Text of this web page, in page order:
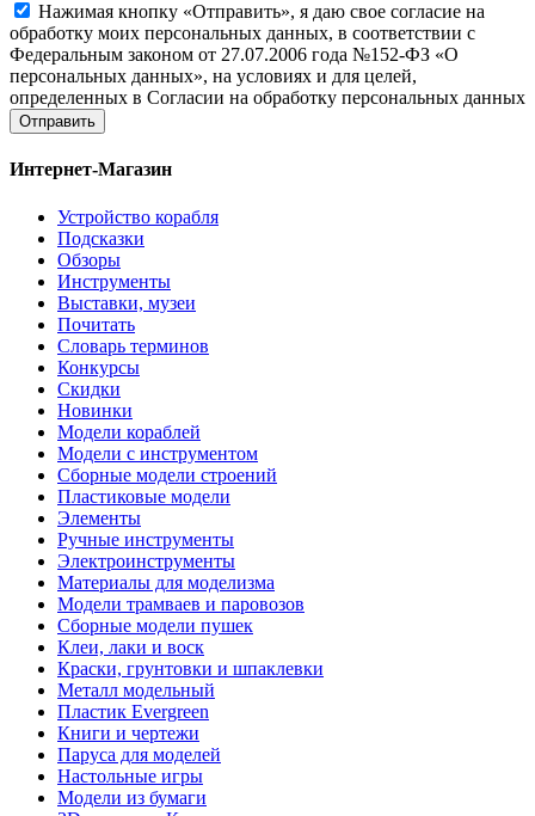
Нажимая кнопку «Отправить», я даю свое согласие на
обработку моих персональных данных, в соответствии с
Федеральным законом от 27.07.2006 года №152-ФЗ «О
персональных данных», на условиях и для целей,
определенных в Согласии на обработку персональных данных
Отправить
Интернет-Магазин
Устройство корабля
Подсказки
Обзоры
Инструменты
Выставки, музеи
Почитать
Словарь терминов
Конкурсы
Скидки
Новинки
Модели кораблей
Модели с инструментом
Сборные модели строений
Пластиковые модели
Элементы
Ручные инструменты
Электроинструменты
Материалы для моделизма
Модели трамваев и паровозов
Сборные модели пушек
Клеи, лаки и воск
Краски, грунтовки и шпаклевки
Металл модельный
Пластик Evergreen
Книги и чертежи
Паруса для моделей
Настольные игры
Модели из бумаги